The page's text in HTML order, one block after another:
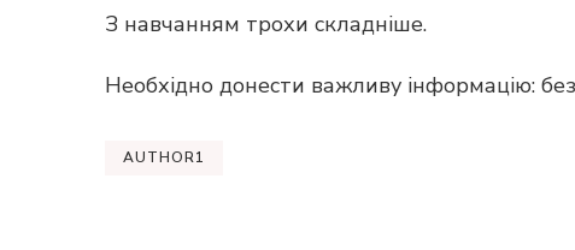
З навчанням трохи складніше.
Необхідно донести важливу інформацію:
AUTHOR1